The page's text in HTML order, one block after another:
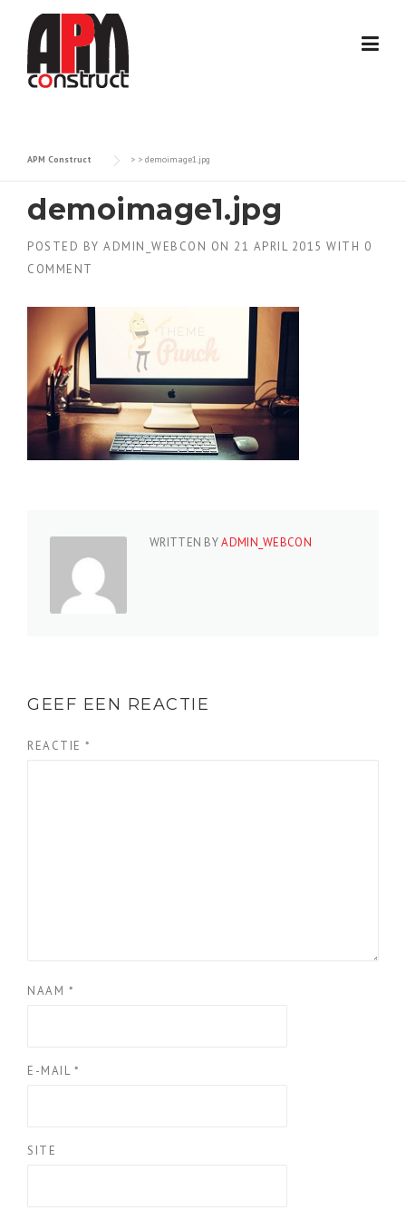
content
APM Construct > > demoimage1.jpg
demoimage1.jpg
POSTED BY ADMIN_WEBCON ON 21 APRIL 2015 WITH 0
COMMENT
WRITTEN BYADMIN_WEBCON
GEEF EEN REACTIE
REACTIE *
NAAM *
E-MAIL *
SITE